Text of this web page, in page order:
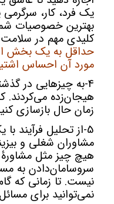
یک فرد، کار،
بهترین خصوصیات
کلیدی مهم در
حداقل به یک بخش از
مورد آن احساس
4-به چیزهایی در
هیجان‌زده می‌کردند.
زمان حال بازسازی
5-از تحلیل فرآیند
مشاوران شغلی و
هیچ چیز مثل
سروسامان‌دادن به
نیست. تا زمانی که
نمی‌توانید برای